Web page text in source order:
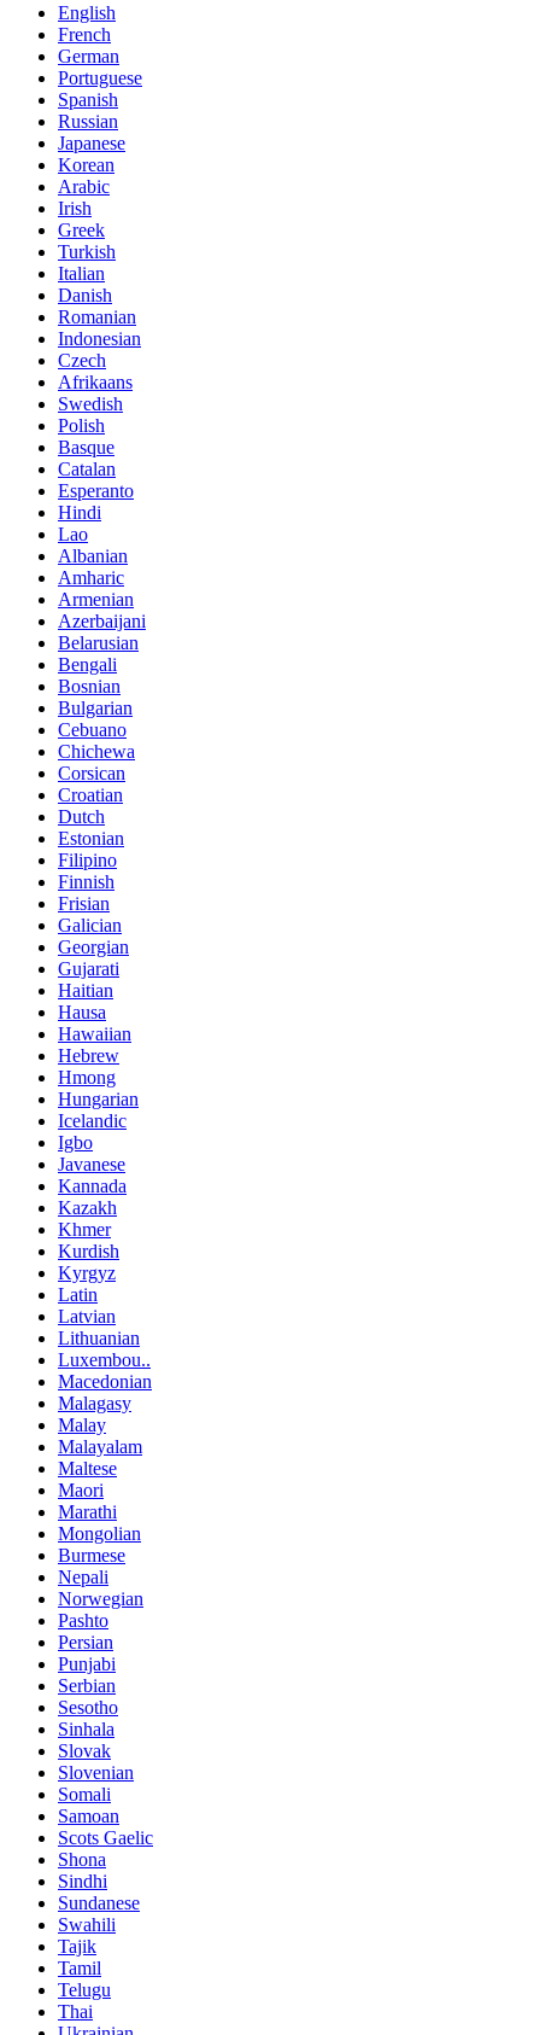
English
French
German
Portuguese
Spanish
Russian
Japanese
Korean
Arabic
Irish
Greek
Turkish
Italian
Danish
Romanian
Indonesian
Czech
Afrikaans
Swedish
Polish
Basque
Catalan
Esperanto
Hindi
Lao
Albanian
Amharic
Armenian
Azerbaijani
Belarusian
Bengali
Bosnian
Bulgarian
Cebuano
Chichewa
Corsican
Croatian
Dutch
Estonian
Filipino
Finnish
Frisian
Galician
Georgian
Gujarati
Haitian
Hausa
Hawaiian
Hebrew
Hmong
Hungarian
Icelandic
Igbo
Javanese
Kannada
Kazakh
Khmer
Kurdish
Kyrgyz
Latin
Latvian
Lithuanian
Luxembou..
Macedonian
Malagasy
Malay
Malayalam
Maltese
Maori
Marathi
Mongolian
Burmese
Nepali
Norwegian
Pashto
Persian
Punjabi
Serbian
Sesotho
Sinhala
Slovak
Slovenian
Somali
Samoan
Scots Gaelic
Shona
Sindhi
Sundanese
Swahili
Tajik
Tamil
Telugu
Thai